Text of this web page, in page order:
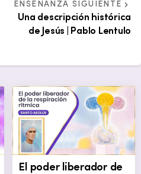
ENSEÑANZA SIGUIENTE
Una descripción histórica
de Jesús | Pablo Lentulo
El poder liberador de